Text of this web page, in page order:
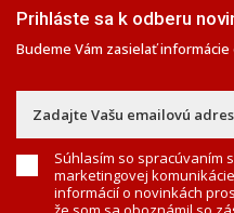
Prihláste sa k odberu
Budeme Vám zasielať
Súhlasím so spracúvaním
marketingovej
informácií o novinkách